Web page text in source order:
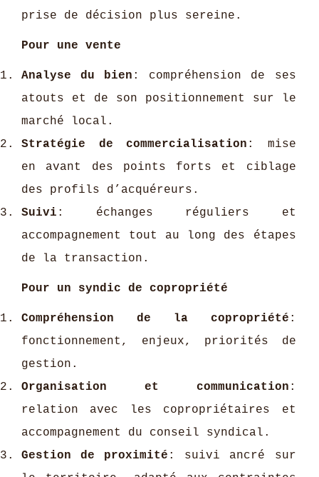
prise de décision plus sereine.
Pour une vente
Analyse du bien : compréhension de ses
atouts et de son positionnement sur le
marché local.
Stratégie de commercialisation : mise
en avant des points forts et ciblage
des profils d’acquéreurs.
Suivi : échanges réguliers et
accompagnement tout au long des étapes
de la transaction.
Pour un syndic de copropriété
Compréhension de la copropriété :
fonctionnement, enjeux, priorités de
gestion.
Organisation et communication :
relation avec les copropriétaires et
accompagnement du conseil syndical.
Gestion de proximité : suivi ancré sur